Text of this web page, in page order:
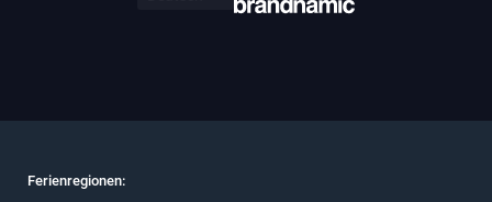
Ferienregionen: